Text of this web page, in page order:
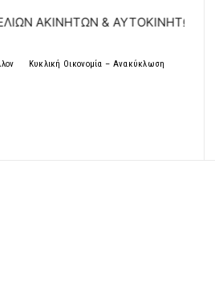
& ΑΥΤΟΚΙΝΗΤΩΝ | ΔΩΡΕΑΝ
Κυκλική Οικονομία – Ανακύκλωση